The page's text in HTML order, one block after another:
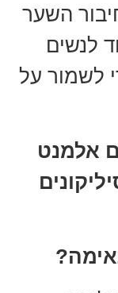
השער
לנשים
לשמור על
אלמנט